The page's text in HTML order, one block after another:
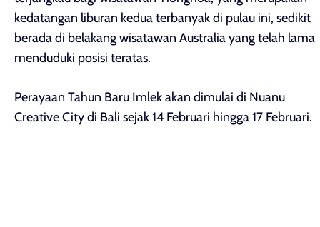
kedatangan liburan kedua terbanyak di pulau ini, sedikit
berada di belakang wisatawan Australia yang telah lama
menduduki posisi teratas.
Perayaan Tahun Baru Imlek akan dimulai di Nuanu
Creative City di Bali sejak 14 Februari hingga 17 Februari.